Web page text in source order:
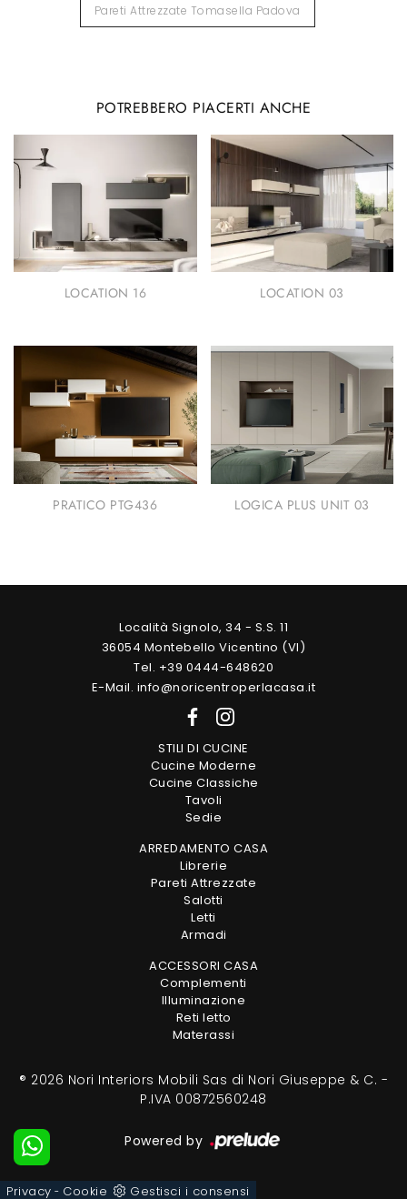
Pareti Attrezzate Tomasella Padova
POTREBBERO PIACERTI ANCHE
LOCATION 16 LOCATION 03
PRATICO PTG436 LOGICA PLUS UNIT 03
Località Signolo, 34 - S.S. 11
36054 Montebello Vicentino (VI)
Tel. +39 0444-648620
E-Mail. info@noricentroperlacasa.it
STILI DI CUCINE
Cucine Moderne
Cucine Classiche
Tavoli
Sedie
ARREDAMENTO CASA
Librerie
Pareti Attrezzate
Salotti
Letti
Armadi
ACCESSORI CASA
Complementi
Illuminazione
Reti letto
Materassi
® 2026 Nori Interiors Mobili Sas di Nori Giuseppe & C. -
P.IVA 00872560248
Powered by
Privacy - Cookie Gestisci i consensi